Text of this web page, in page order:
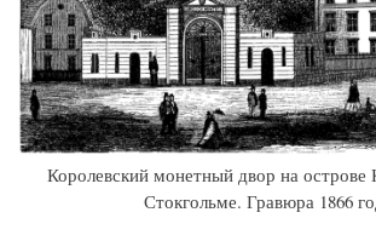
Королевский монетный двор на острове
Стокгольме. Гравюра 1866